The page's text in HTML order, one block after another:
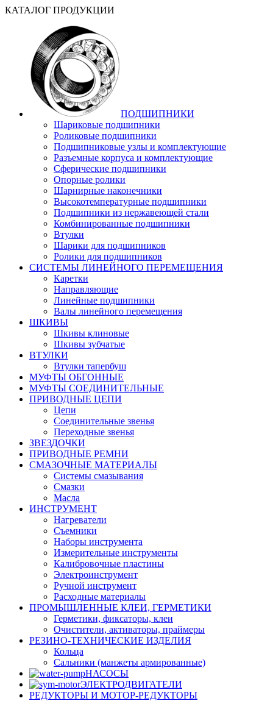
КАТАЛОГ ПРОДУКЦИИ
ПОДШИПНИКИ
Шариковые подшипники
Роликовые подшипники
Подшипниковые узлы и комплектующие
Разъемные корпуса и комплектующие
Сферические подшипники
Опорные ролики
Шарнирные наконечники
Высокотемпературные подшипники
Подшипники из нержавеющей стали
Комбинированные подшипники
Втулки
Шарики для подшипников
Ролики для подшипников
СИСТЕМЫ ЛИНЕЙНОГО ПЕРЕМЕЩЕНИЯ
Каретки
Направляющие
Линейные подшипники
Валы линейного перемещения
ШКИВЫ
Шкивы клиновые
Шкивы зубчатые
ВТУЛКИ
Втулки тапербуш
МУФТЫ ОБГОННЫЕ
МУФТЫ СОЕДИНИТЕЛЬНЫЕ
ПРИВОДНЫЕ ЦЕПИ
Цепи
Соединительные звенья
Переходные звенья
ЗВЕЗДОЧКИ
ПРИВОДНЫЕ РЕМНИ
СМАЗОЧНЫЕ МАТЕРИАЛЫ
Системы смазывания
Смазки
Масла
ИНСТРУМЕНТ
Нагреватели
Съемники
Наборы инструмента
Измерительные инструменты
Калибровочные пластины
Электроинструмент
Ручной инструмент
Расходные материалы
ПРОМЫШЛЕННЫЕ КЛЕИ, ГЕРМЕТИКИ
Герметики, фиксаторы, клеи
Очистители, активаторы, праймеры
РЕЗИНО-ТЕХНИЧЕСКИЕ ИЗДЕЛИЯ
Кольца
Сальники (манжеты армированные)
НАСОСЫ
ЭЛЕКТРОДВИГАТЕЛИ
РЕДУКТОРЫ И МОТОР-РЕДУКТОРЫ